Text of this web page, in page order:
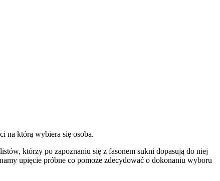
na którą wybiera się osoba.
którzy po zapoznaniu się z fasonem sukni dopasują do niej
upięcie próbne co pomoże zdecydować o dokonaniu wyboru